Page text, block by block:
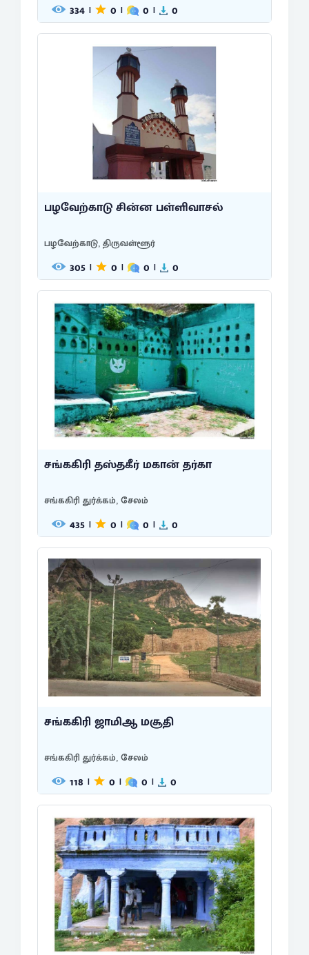
334 | 0 | 0 | 0
பழவேற்காடு சின்ன பள்ளிவாசல்
பழவேற்காடு, திருவள்ளூர்
305 | 0 | 0 | 0
சங்ககிரி தஸ்தகீர் மகான் தர்கா
சங்ககிரி துர்க்கம், சேலம்
435 | 0 | 0 | 0
சங்ககிரி ஜாமிஆ மசூதி
சங்ககிரி துர்க்கம், சேலம்
118 | 0 | 0 | 0